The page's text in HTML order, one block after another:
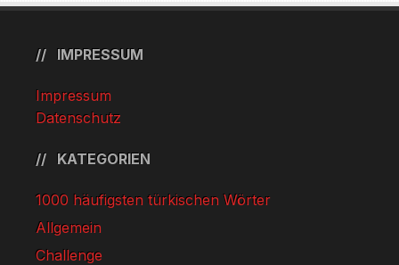
IMPRESSUM
Impressum
Datenschutz
KATEGORIEN
1000 häufigsten türkischen Wörter
Allgemein
Challenge